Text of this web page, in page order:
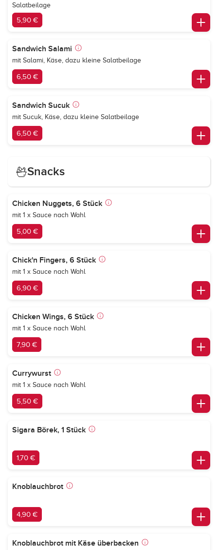
Salatbeilage
5,90 €
Sandwich Salami
mit Salami, Käse, dazu kleine Salatbeilage
6,50 €
Sandwich Sucuk
mit Sucuk, Käse, dazu kleine Salatbeilage
6,50 €
Snacks
Chicken Nuggets, 6 Stück
mit 1 x Sauce nach Wahl
5,00 €
Chick'n Fingers, 6 Stück
mit 1 x Sauce nach Wahl
6,90 €
Chicken Wings, 6 Stück
mit 1 x Sauce nach Wahl
7,90 €
Currywurst
mit 1 x Sauce nach Wahl
5,50 €
Sigara Börek, 1 Stück
1,70 €
Knoblauchbrot
4,90 €
Knoblauchbrot mit Käse überbacken